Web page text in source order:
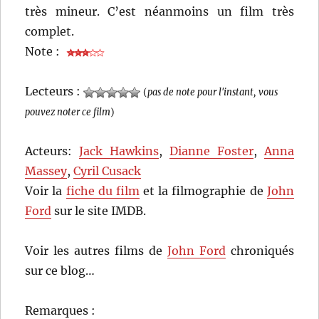
très mineur. C’est néanmoins un film très
complet.
Note :
Lecteurs : (pas de note pour l'instant, vous
pouvez noter ce film)
Acteurs:Jack Hawkins, Dianne Foster,Anna
Massey,Cyril Cusack
Voir la fiche du filmet la filmographie de John
Ford sur le site IMDB.
Voir les autres films de John Fordchroniqués
sur ce blog…
Remarques :